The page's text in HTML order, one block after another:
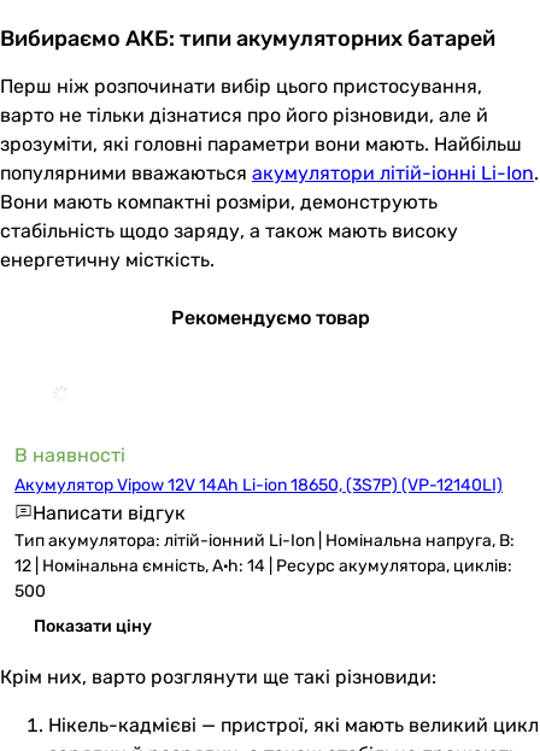
Вибираємо АКБ: типи акумуляторних батарей
Перш ніж розпочинати вибір цього пристосування,
варто не тільки дізнатися про його різновиди, але й
зрозуміти, які головні параметри вони мають. Найбільш
популярними вважаються акумулятори літій-іонні Li-Ion.
Вони мають компактні розміри, демонструють
стабільність щодо заряду, а також мають високу
енергетичну місткість.
Рекомендуємо товар
В наявності
Акумулятор Vipow 12V 14Ah Li-ion 18650, (3S7P) (VP-12140LI)
Написати відгук
Тип акумулятора: літій-іонний Li-Ion | Номінальна напруга, В:
12 | Номінальна ємність, A·h: 14 | Ресурс акумулятора, циклів:
500
Показати ціну
Крім них, варто розглянути ще такі різновиди:
Нікель-кадмієві — пристрої, які мають великий цикл